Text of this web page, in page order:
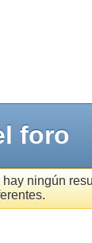
foro
hay ningún